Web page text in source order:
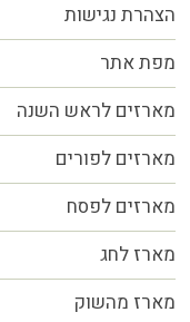
הצהרת נגישות
מפת אתר
מארזים לראש השנה
מארזים לפורים
מארזים לפסח
מארז לחג
מארז מהשוק